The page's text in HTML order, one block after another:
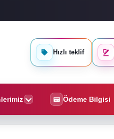
Hızlı teklif
Ödeme Bilgisi